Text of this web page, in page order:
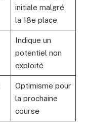
initiale malgré
la 18e place
Indique un
potentiel non
exploité
Optimisme pour
la prochaine
course